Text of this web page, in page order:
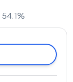
54.1%